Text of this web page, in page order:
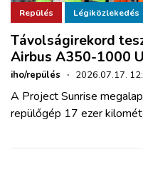
ZÖLDÚT
HAJÓZÁS
BLOG
Repülés Légiközlekedés
Távolságirekord
Airbus A350-1000
iho/repülés · 2026.07.17.
A Project Sunrise
repülőgép 17 ezer